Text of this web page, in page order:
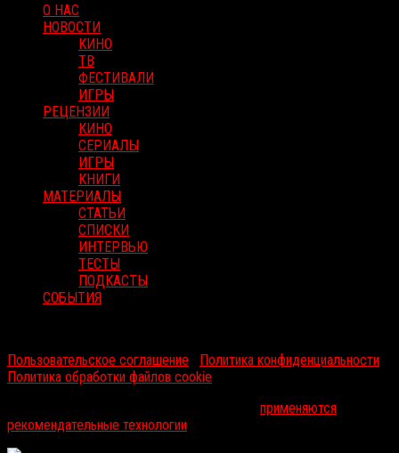
О НАС
НОВОСТИ
КИНО
ТВ
ФЕСТИВАЛИ
ИГРЫ
РЕЦЕНЗИИ
КИНО
СЕРИАЛЫ
ИГРЫ
КНИГИ
МАТЕРИАЛЫ
СТАТЬИ
СПИСКИ
ИНТЕРВЬЮ
ТЕСТЫ
ПОДКАСТЫ
СОБЫТИЯ
Пользовательское соглашение
Политика конфиденциальности
Политика обработки файлов cookie
применяются
рекомендательные технологии